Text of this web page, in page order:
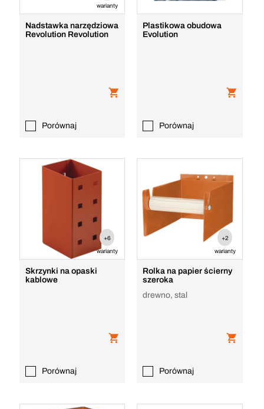
warianty
Nadstawka narzędziowa
Revolution Revolution
Porównaj
Plastikowa obudowa
Evolution
Porównaj
+6
warianty
Skrzynki na opaski
kablowe
Porównaj
+2
warianty
Rolka na papier ścierny
szeroka
drewno, stal
Porównaj